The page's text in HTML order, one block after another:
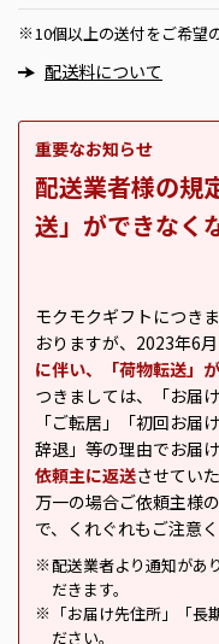
※ 10個以上の送付をご希望
配送料について
重要なお知らせ
配送業者様の規
送」ができなく
モクモクギフトにつき
おりますが、2023年6月
に伴い、「荷物転送」
つきましては、「お届
「ご転居」「初回お届
辞退」等の理由でお届
依頼主に返送させてい
万一の場合ご依頼主様
で、くれぐれもご注意く
※ 配送業者より通知があ
だきます。
※
「お届け先住所」「
ださい。